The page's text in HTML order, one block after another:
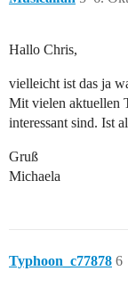
Hallo Chris,
vielleicht ist das ja
Mit vielen aktuellen
interessant sind. Ist
Gruß
Michaela
Typhoon_c77878 6